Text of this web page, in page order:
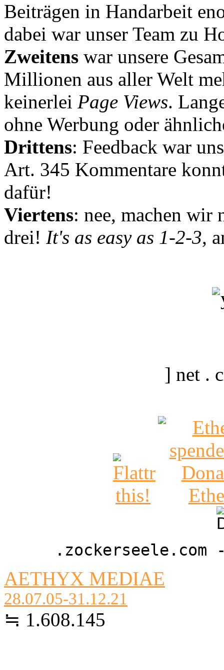
Beiträgen in Handarbeit
dabei war unser Team zu
Zweitens war unsere
Millionen aus aller Welt
keinerlei Page Views.
ohne Werbung oder
Drittens: Feedback war
Art. 345 Kommentare
dafür!
Viertens: nee, machen wir
drei! It's as easy as 1-2-3,
] net .
AETHYX MEDIAE
28.07.05-31.12.21
≒ 1.608.145